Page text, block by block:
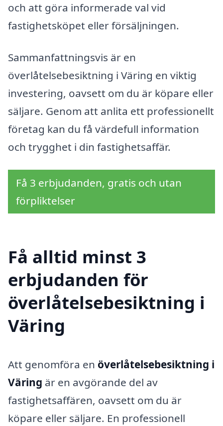
och att göra informerade val vid
fastighetsköpet eller försäljningen.
Sammanfattningsvis är en
överlåtelsebesiktning i Väring en viktig
investering, oavsett om du är köpare eller
säljare. Genom att anlita ett professionellt
företag kan du få värdefull information
och trygghet i din fastighetsaffär.
Få 3 erbjudanden, gratis och utan
förpliktelser
Få alltid minst 3
erbjudanden för
överlåtelsebesiktning i
Väring
Att genomföra en överlåtelsebesiktning i
Väring är en avgörande del av
fastighetsaffären, oavsett om du är
köpare eller säljare. En professionell